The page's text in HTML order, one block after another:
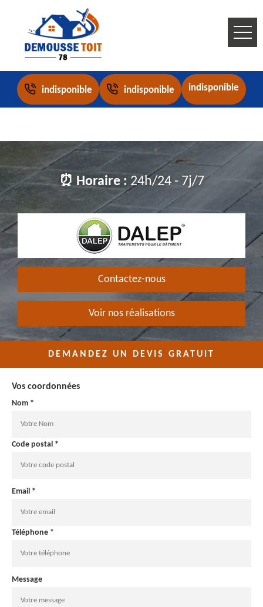
indisponible indisponible indisponible
⏰ Horaire : 24h/24 - 7j/7
Contactez-nous
Voir nos réalisations
DEMANDEZ UN DEVIS GRATUIT
Vos coordonnées
Nom *
Code postal *
Email *
Téléphone *
Message